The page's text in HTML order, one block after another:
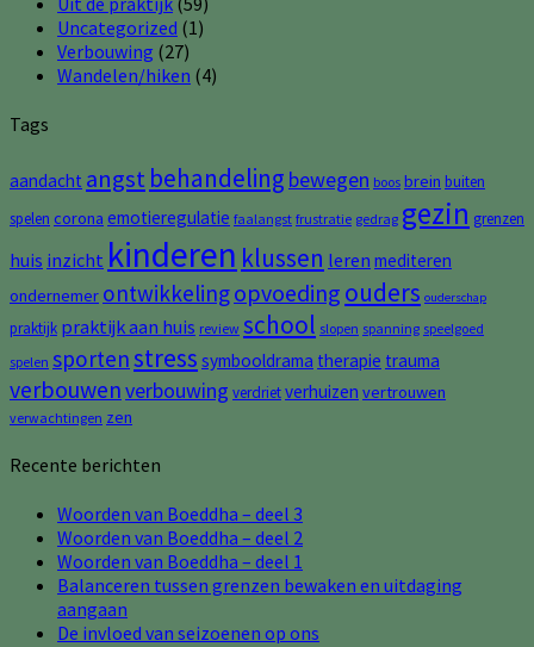
Uncategorized (1)
Verbouwing (27)
Wandelen/hiken (4)
Tags
aandacht angst behandeling bewegen boos brein buiten
spelen corona emotieregulatie faalangst frustratie gedrag gezin grenzen
huis inzicht kinderen klussen leren mediteren
ondernemer ontwikkelingopvoeding ouders ouderschap
praktijk praktijk aan huis review school slopen spanning speelgoed
spelen sportenstress symbooldrama therapie trauma
verbouwenverbouwing verdrietverhuizen vertrouwen
verwachtingen zen
Recente berichten
Woorden van Boeddha – deel 3
Woorden van Boeddha – deel 2
Woorden van Boeddha – deel 1
Balanceren tussen grenzen bewaken en uitdaging
aangaan
De invloed van seizoenen op ons